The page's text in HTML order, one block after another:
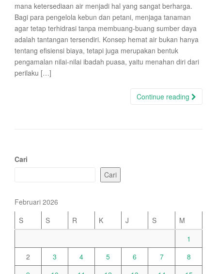
mana ketersediaan air menjadi hal yang sangat berharga.
Bagi para pengelola kebun dan petani, menjaga tanaman
agar tetap terhidrasi tanpa membuang-buang sumber daya
adalah tantangan tersendiri. Konsep hemat air bukan hanya
tentang efisiensi biaya, tetapi juga merupakan bentuk
pengamalan nilai-nilai ibadah puasa, yaitu menahan diri dari
perilaku […]
Continue reading
Cari
Cari
Februari 2026
S
S R K J S
M
1
2
3 4 5 6 7
8